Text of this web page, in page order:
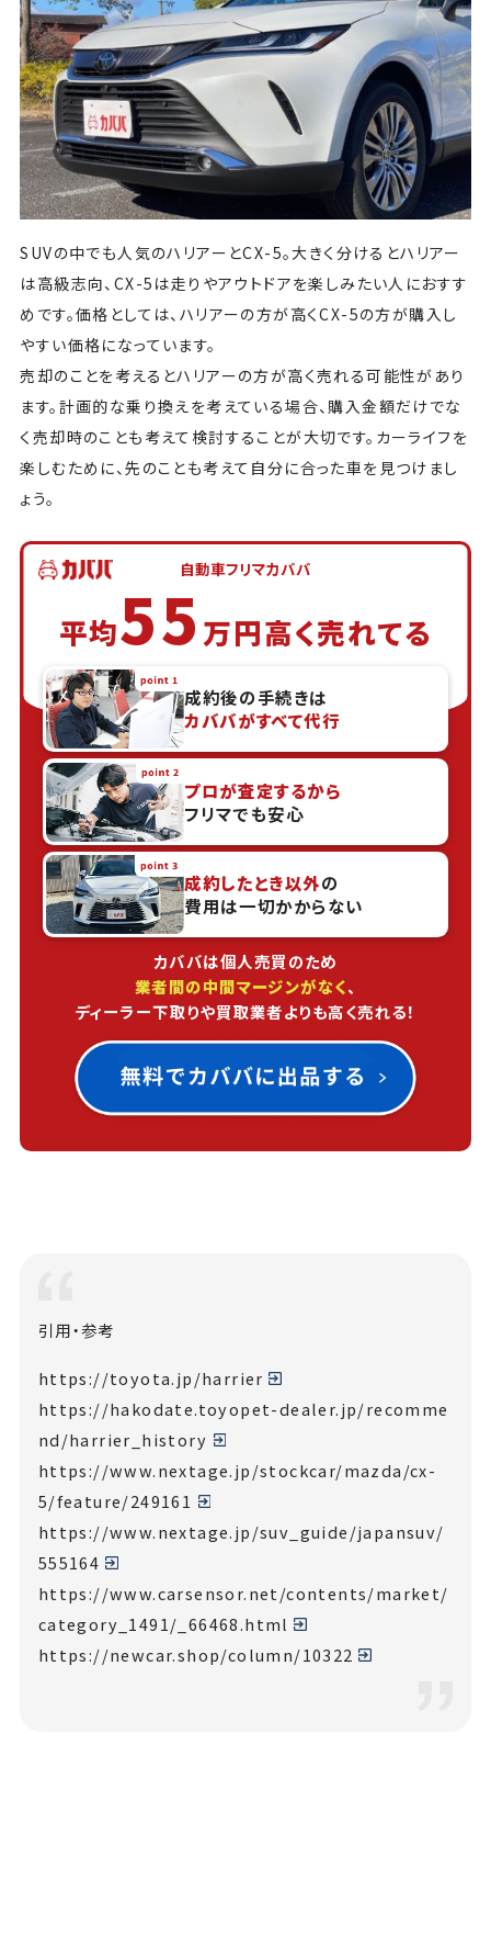
SUVの中でも人気のハリアーとCX-5。大きく分けるとハリアー
は高級志向、CX-5は走りやアウトドアを楽しみたい人におすす
めです。価格としては、ハリアーの方が高くCX-5の方が購入し
やすい価格になっています。
売却のことを考えるとハリアーの方が高く売れる可能性があり
ます。計画的な乗り換えを考えている場合、購入金額だけでな
く売却時のことも考えて検討することが大切です。カーライフを
楽しむために、先のことも考えて自分に合った車を見つけまし
ょう。
自動車フリマカババ
平均55 万円高く売れてる
成約後の手続きは
カババがすべて代行
プロが査定するから
フリマでも安心
成約したとき以外の
費用は一切かからない
カババは個人売買のため
業者間の中間マージンがなく、
ディーラー下取りや買取業者よりも高く売れる！
引用・参考
https://toyota.jp/harrier
https://hakodate.toyopet-dealer.jp/recomme
nd/harrier_history
https://www.nextage.jp/stockcar/mazda/cx-
5/feature/249161
https://www.nextage.jp/suv_guide/japansuv/
555164
https://www.carsensor.net/contents/market/
category_1491/_66468.html
https://newcar.shop/column/10322